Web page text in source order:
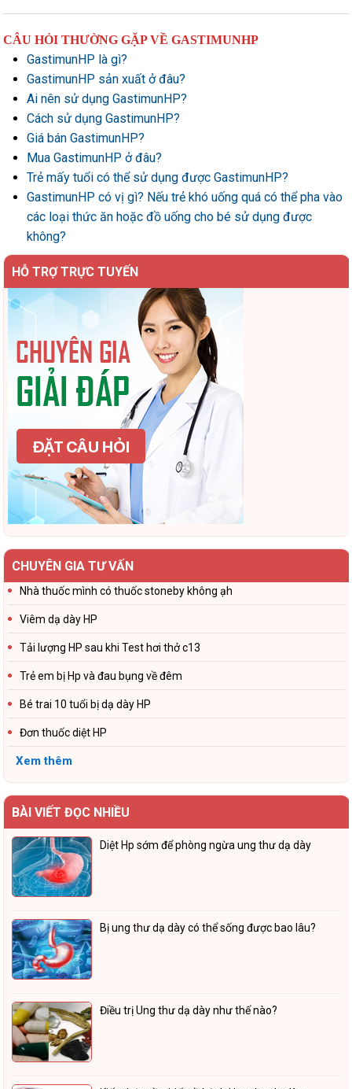
CÂU HỎI THƯỜNG GẶP VỀ GASTIMUNHP
GastimunHP là gì?
GastimunHP sản xuất ở đâu?
Ai nên sử dụng GastimunHP?
Cách sử dụng GastimunHP?
Giá bán GastimunHP?
Mua GastimunHP ở đâu?
Trẻ mấy tuổi có thể sử dụng được GastimunHP?
GastimunHP có vị gì? Nếu trẻ khó uống quá có thể pha vào
các loại thức ăn hoặc đồ uống cho bé sử dụng được
không?
HỖ TRỢ TRỰC TUYẾN
CHUYÊN GIA TƯ VẤN
Nhà thuốc mình có thuốc stoneby không ạh
Viêm dạ dày HP
Tải lượng HP sau khi Test hơi thở c13
Trẻ em bị Hp và đau bụng về đêm
Bé trai 10 tuổi bị dạ dày HP
Đơn thuốc diệt HP
Xem thêm
BÀI VIẾT ĐỌC NHIỀU
Diệt Hp sớm để phòng ngừa ung thư dạ dày
Bị ung thư dạ dày có thể sống được bao lâu?
Điều trị Ung thư dạ dày như thế nào?